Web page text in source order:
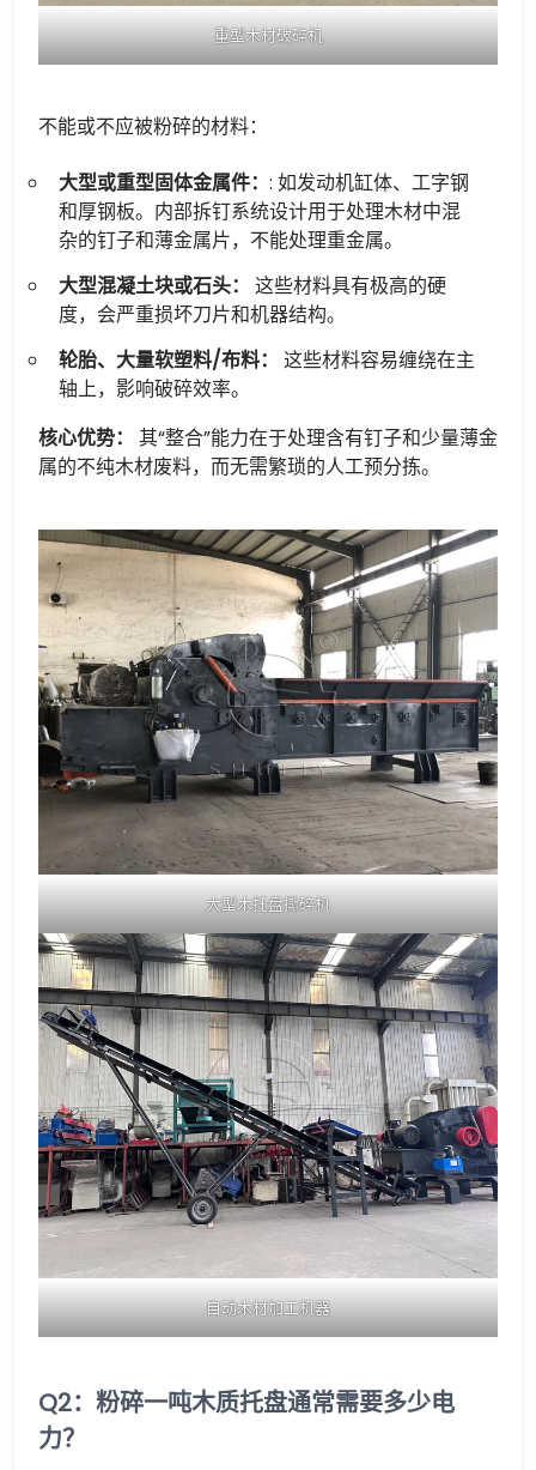
重型木材破碎机
不能或不应被粉碎的材料：
大型或重型固体金属件： : 如发动机缸体、工字钢
和厚钢板。内部拆钉系统设计用于处理木材中混
杂的钉子和薄金属片，不能处理重金属。
大型混凝土块或石头：
这些材料具有极高的硬
度，会严重损坏刀片和机器结构。
轮胎、大量软塑料/布料：
这些材料容易缠绕在主
轴上，影响破碎效率。
核心优势：
其“整合”能力在于处理含有钉子和少量薄金
属的不纯木材废料，而无需繁琐的人工预分拣。
大型木托盘撕碎机
自动木材加工机器
Q2：粉碎一吨木质托盘通常需要多少电
力？